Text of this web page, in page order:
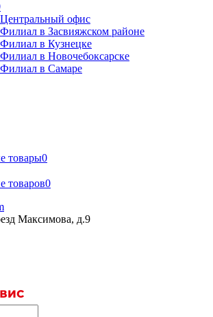
Центральный офис
Филиал в Засвияжском районе
Филиал в Кузнецке
Филиал в Новочебоксарске
Филиал в Самаре
товары0
товаров0
Максимова, д.9